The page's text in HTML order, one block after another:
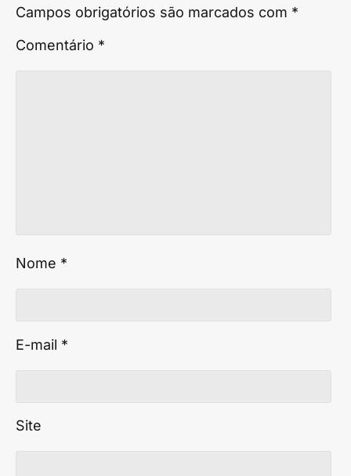
Campos obrigatórios são marcados com *
Comentário *
Nome *
E-mail *
Site